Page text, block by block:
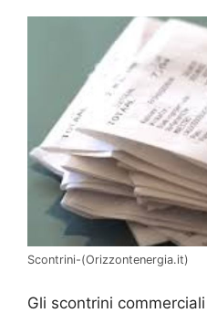
Scontrini-(Orizzontenergia.it)
Gli scontrini